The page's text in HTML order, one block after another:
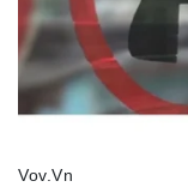
Bóng đá